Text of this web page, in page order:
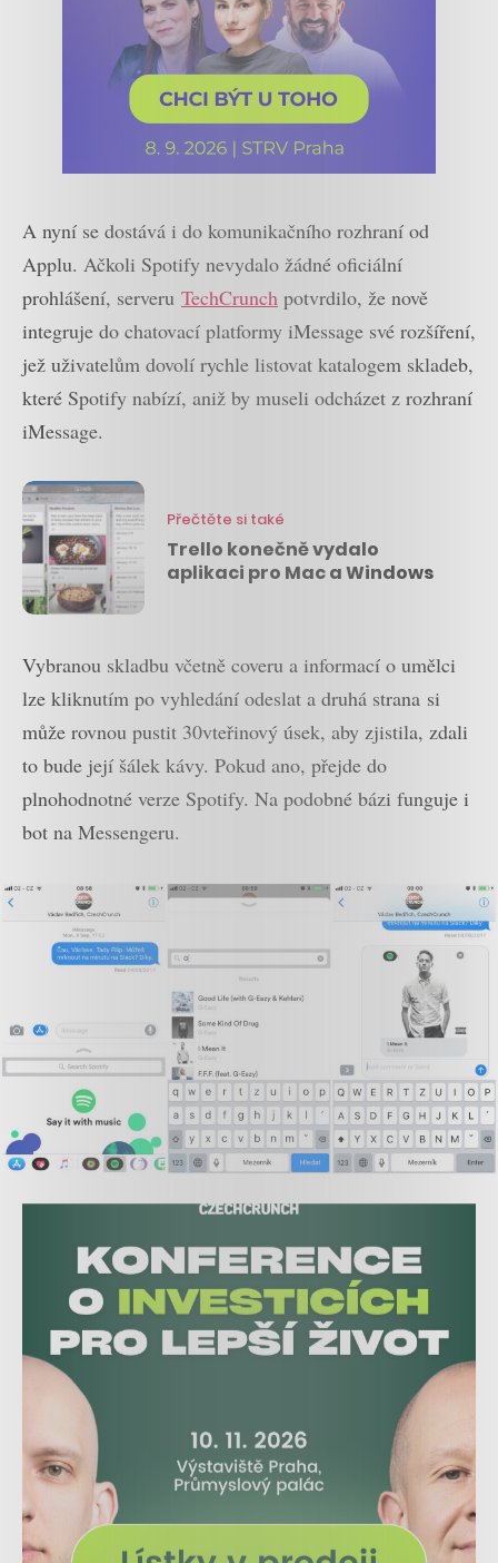
A nyní se dostává i do komunikačního rozhraní od
Applu. Ačkoli Spotify nevydalo žádné oficiální
prohlášení, serveru TechCrunch potvrdilo, že nově
integruje do chatovací platformy iMessage své rozšíření,
jež uživatelům dovolí rychle listovat katalogem skladeb,
které Spotify nabízí, aniž by museli odcházet z rozhraní
iMessage.
Přečtěte si také
Trello konečně vydalo
aplikaci pro Mac a Windows
Vybranou skladbu včetně coveru a informací o umělci
lze kliknutím po vyhledání odeslat a druhá strana si
může rovnou pustit 30vteřinový úsek, aby zjistila, zdali
to bude její šálek kávy. Pokud ano, přejde do
plnohodnotné verze Spotify. Na podobné bázi funguje i
bot na Messengeru.